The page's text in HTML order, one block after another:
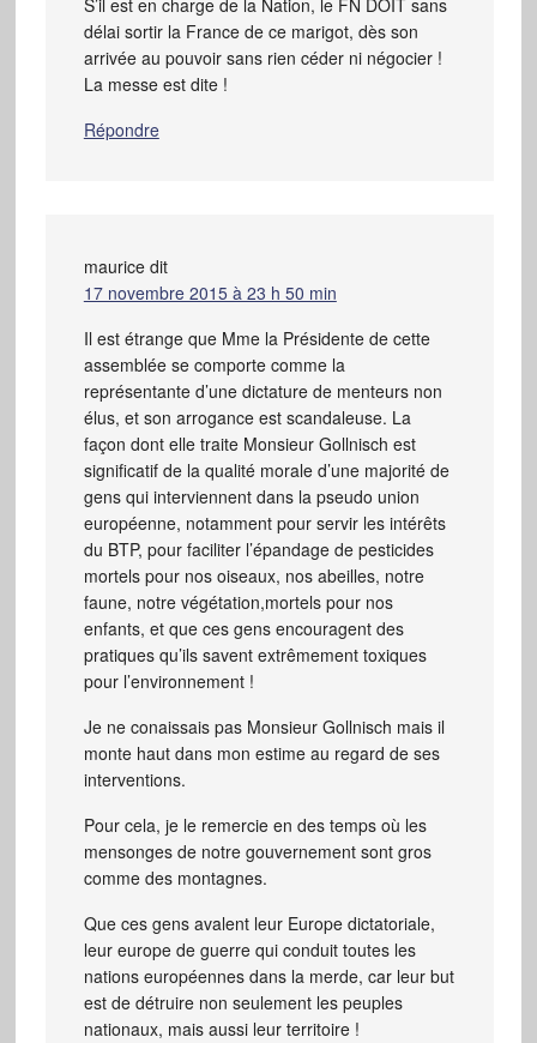
S’il est en charge de la Nation, le FN DOIT sans
délai sortir la France de ce marigot, dès son
arrivée au pouvoir sans rien céder ni négocier !
La messe est dite !
Répondre
maurice dit
17 novembre 2015 à 23 h 50 min
Il est étrange que Mme la Présidente de cette
assemblée se comporte comme la
représentante d’une dictature de menteurs non
élus, et son arrogance est scandaleuse. La
façon dont elle traite Monsieur Gollnisch est
significatif de la qualité morale d’une majorité de
gens qui interviennent dans la pseudo union
européenne, notamment pour servir les intérêts
du BTP, pour faciliter l’épandage de pesticides
mortels pour nos oiseaux, nos abeilles, notre
faune, notre végétation,mortels pour nos
enfants, et que ces gens encouragent des
pratiques qu’ils savent extrêmement toxiques
pour l’environnement !
Je ne conaissais pas Monsieur Gollnisch mais il
monte haut dans mon estime au regard de ses
interventions.
Pour cela, je le remercie en des temps où les
mensonges de notre gouvernement sont gros
comme des montagnes.
Que ces gens avalent leur Europe dictatoriale,
leur europe de guerre qui conduit toutes les
nations européennes dans la merde, car leur but
est de détruire non seulement les peuples
nationaux, mais aussi leur territoire !